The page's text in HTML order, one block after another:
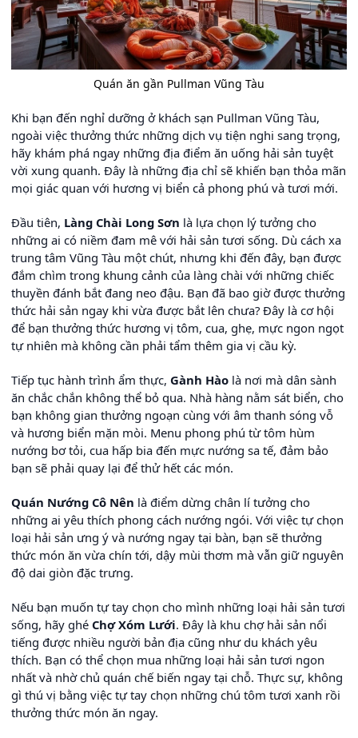
Quán ăn gần Pullman Vũng Tàu
Khi bạn đến nghỉ dưỡng ở khách sạn Pullman Vũng Tàu,
ngoài việc thưởng thức những dịch vụ tiện nghi sang trọng,
hãy khám phá ngay những địa điểm ăn uống hải sản tuyệt
vời xung quanh. Đây là những địa chỉ sẽ khiến bạn thỏa mãn
mọi giác quan với hương vị biển cả phong phú và tươi mới.
Đầu tiên, Làng Chài Long Sơn là lựa chọn lý tưởng cho
những ai có niềm đam mê với hải sản tươi sống. Dù cách xa
trung tâm Vũng Tàu một chút, nhưng khi đến đây, bạn được
đắm chìm trong khung cảnh của làng chài với những chiếc
thuyền đánh bắt đang neo đậu. Bạn đã bao giờ được thưởng
thức hải sản ngay khi vừa được bắt lên chưa? Đây là cơ hội
để bạn thưởng thức hương vị tôm, cua, ghẹ, mực ngon ngọt
tự nhiên mà không cần phải tẩm thêm gia vị cầu kỳ.
Tiếp tục hành trình ẩm thực, Gành Hào là nơi mà dân sành
ăn chắc chắn không thể bỏ qua. Nhà hàng nằm sát biển, cho
bạn không gian thưởng ngoạn cùng với âm thanh sóng vỗ
và hương biển mặn mòi. Menu phong phú từ tôm hùm
nướng bơ tỏi, cua hấp bia đến mực nướng sa tế, đảm bảo
bạn sẽ phải quay lại để thử hết các món.
Quán Nướng Cô Nên là điểm dừng chân lí tưởng cho
những ai yêu thích phong cách nướng ngói. Với việc tự chọn
loại hải sản ưng ý và nướng ngay tại bàn, bạn sẽ thưởng
thức món ăn vừa chín tới, dậy mùi thơm mà vẫn giữ nguyên
độ dai giòn đặc trưng.
Nếu bạn muốn tự tay chọn cho mình những loại hải sản tươi
sống, hãy ghé Chợ Xóm Lưới. Đây là khu chợ hải sản nổi
tiếng được nhiều người bản địa cũng như du khách yêu
thích. Bạn có thể chọn mua những loại hải sản tươi ngon
nhất và nhờ chủ quán chế biến ngay tại chỗ. Thực sự, không
gì thú vị bằng việc tự tay chọn những chú tôm tươi xanh rồi
thưởng thức món ăn ngay.